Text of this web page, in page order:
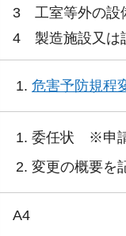
3 工室等外の設
4 製造施設又は
危害予防規程
委任状 ※申請
変更の概要を
A4